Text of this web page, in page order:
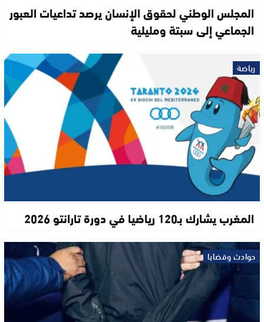
المجلس الوطني لحقوق الإنسان يرصد تداعيات العبور
الجماعي إلى سبتة ومليلية
رياضة
المغرب يشارك بـ120 رياضيا في دورة تارانتو 2026
حوادث وقضايا